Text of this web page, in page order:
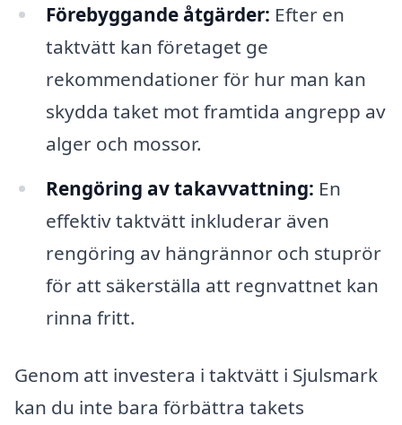
Förebyggande åtgärder: Efter en
taktvätt kan företaget ge
rekommendationer för hur man kan
skydda taket mot framtida angrepp av
alger och mossor.
Rengöring av takavvattning: En
effektiv taktvätt inkluderar även
rengöring av hängrännor och stuprör
för att säkerställa att regnvattnet kan
rinna fritt.
Genom att investera i taktvätt i Sjulsmark
kan du inte bara förbättra takets